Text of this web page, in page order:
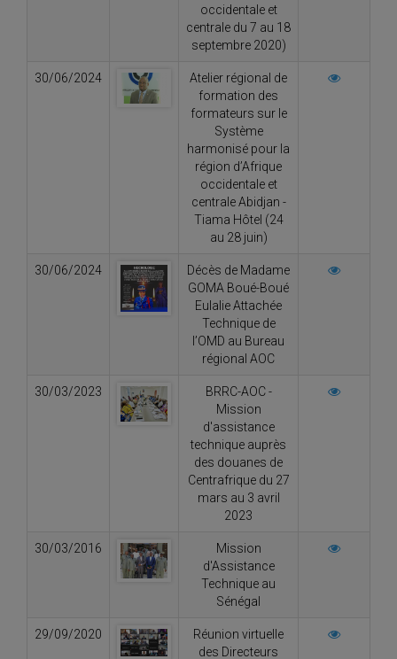
occidentale et
centrale du 7 au 18
septembre 2020)
30/06/2024
Atelier régional de
formation des
formateurs sur le
Système
harmonisé pour la
région d’Afrique
occidentale et
centrale Abidjan -
Tiama Hôtel (24
au 28 juin)
30/06/2024
Décès de Madame
GOMA Boué-Boué
Eulalie Attachée
Technique de
l’OMD au Bureau
régional AOC
30/03/2023
BRRC-AOC -
Mission
d'assistance
technique auprès
des douanes de
Centrafrique du 27
mars au 3 avril
2023
30/03/2016
Mission
d'Assistance
Technique au
Sénégal
29/09/2020
Réunion virtuelle
des Directeurs